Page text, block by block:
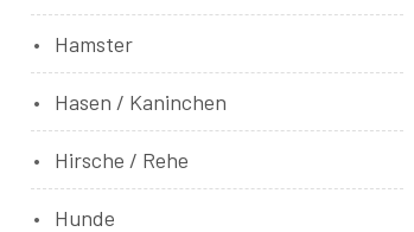
Hamster
Hasen / Kaninchen
Hirsche / Rehe
Hunde